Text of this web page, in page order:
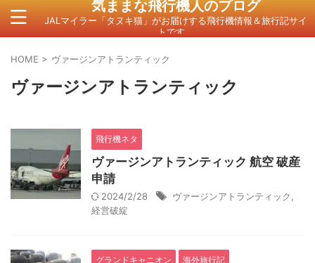
気ままな飛行機人のプログ
JALマイラー「タヌキ猫」がお届けする飛行機情報＆旅行記サイ
トです。
HOME > ヴァージンアトランティック
ヴァージンアトランティック
飛行機ネタ
ヴァージンアトランティック 航空 破産
申請
2024/2/28 ヴァージンアトランティック
経営破綻
グランドキャニオン 海外旅行記